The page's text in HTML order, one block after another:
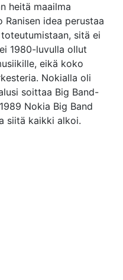
heitä maailma
Ranisen idea perustaa
sitä ei
1980-luvulla ollut
eikä koko
Nokialla oli
soittaa Big Band-
Nokia Big Band
siitä kaikki alkoi.